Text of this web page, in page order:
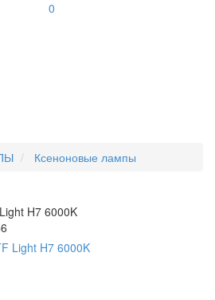
0
Ксеноновые лампы
H7 6000K